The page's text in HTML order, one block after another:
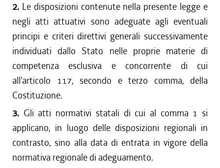
2. Le disposizioni contenute nella presente legge e
negli atti attuativi sono adeguate agli eventuali
principi e criteri direttivi generali successivamente
individuati dallo Stato nelle proprie materie di
competenza esclusiva e concorrente di cui
all'articolo 117, secondo e terzo comma, della
Costituzione.
3. Gli atti normativi statali di cui al comma 1 si
applicano, in luogo delle disposizioni regionali in
contrasto, sino alla data di entrata in vigore della
normativa regionale di adeguamento.